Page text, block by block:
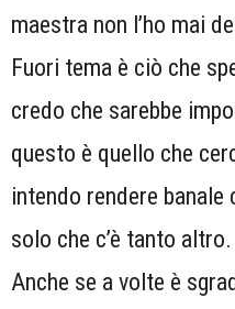
maestra non l’ho mai
Fuori tema è ciò che
credo che sarebbe
questo è quello che
intendo rendere banale
solo che c’è tanto altro.
Anche se a volte è